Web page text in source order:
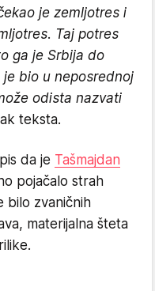
je zemljotres i
Taj potres
ga je Srbija do
bio u neposrednoj
odista nazvati
teksta.
da je Tašmajdan
pojačalo strah
bilo zvaničnih
materijalna šteta